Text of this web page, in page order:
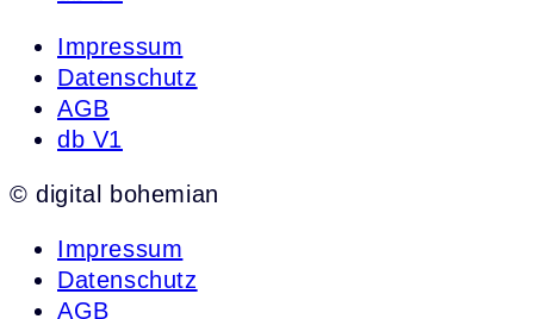
Impressum
Datenschutz
AGB
db V1
© digital bohemian
Impressum
Datenschutz
AGB